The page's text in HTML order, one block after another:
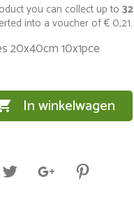
you can collect up to 32
into a voucher of€ 0,21.
20x40cm 10x1pce
In winkelwagen